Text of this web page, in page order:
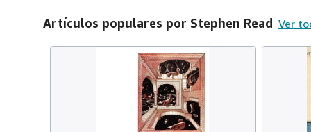
Artículos populares por Stephen Read Ver